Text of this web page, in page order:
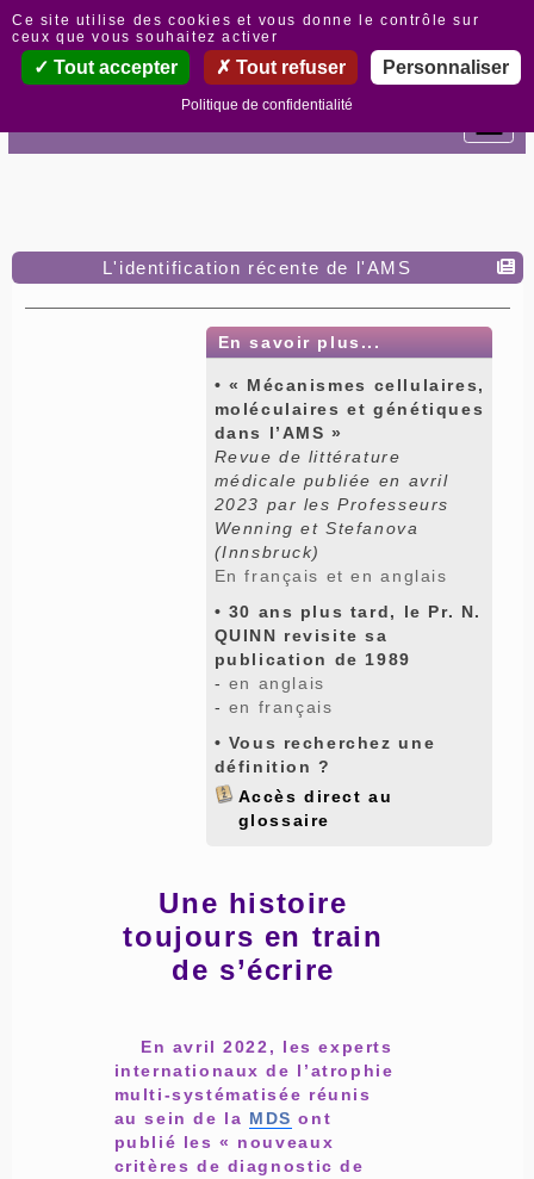
L'identification récente de l'AMS
En savoir plus...
• « Mécanismes cellulaires,
moléculaires et génétiques
dans l’AMS »
Revue de littérature
médicale publiée en avril
2023 par les Professeurs
Wenning et Stefanova
(Innsbruck)
En français et en anglais
• 30 ans plus tard, le Pr. N.
QUINN revisite sa
publication de 1989
- en anglais
- en français
• Vous recherchez une
définition ?
Accès direct au
glossaire
Une histoire
toujours en train
de s’écrire
En avril 2022, les experts
internationaux de l’atrophie
multi-systématisée réunis
au sein de la MDS ont
publié les « nouveaux
critères de diagnostic de
Panneau de gestion des cookies
Ce site utilise des cookies et vous donne le contrôle sur
ceux que vous souhaitez activer
Tout accepter Tout refuser Personnaliser
Politique de confidentialité